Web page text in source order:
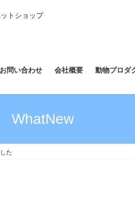
トショップ
問い合わせ 会社概要 動物プロダ
WhatNew
た